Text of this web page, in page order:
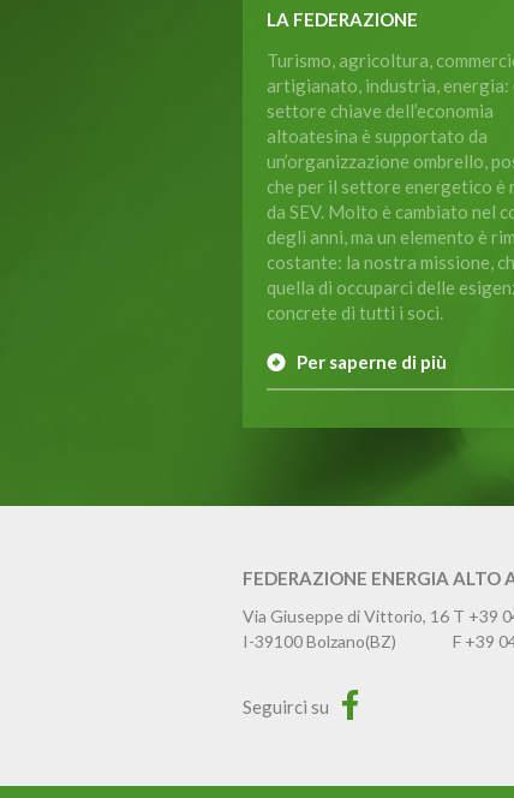
LA FEDERAZIONE
Turismo, agricoltura,
artigianato, industria, energia:
settore chiave dell’economia
altoatesina è supportato da
un’organizzazione ombrello,
che per il settore energetico è
da SEV. Molto è cambiato nel
degli anni, ma un elemento è
costante: la nostra missione,
quella di occuparci delle
concrete di tutti i soci.
Per saperne di più
FEDERAZIONE ENERGIA ALTO
Via Giuseppe di Vittorio, 16
I-39100Bolzano(BZ)
T +39
F +39
Seguirci su